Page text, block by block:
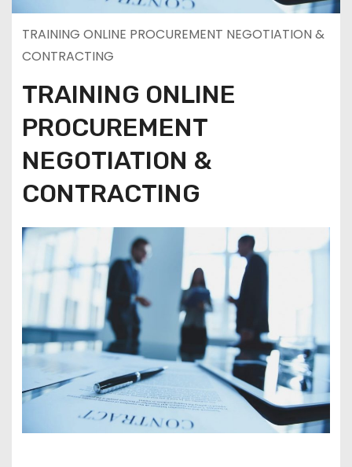
TRAINING ONLINE PROCUREMENT NEGOTIATION &
CONTRACTING
TRAINING ONLINE
PROCUREMENT
NEGOTIATION &
CONTRACTING